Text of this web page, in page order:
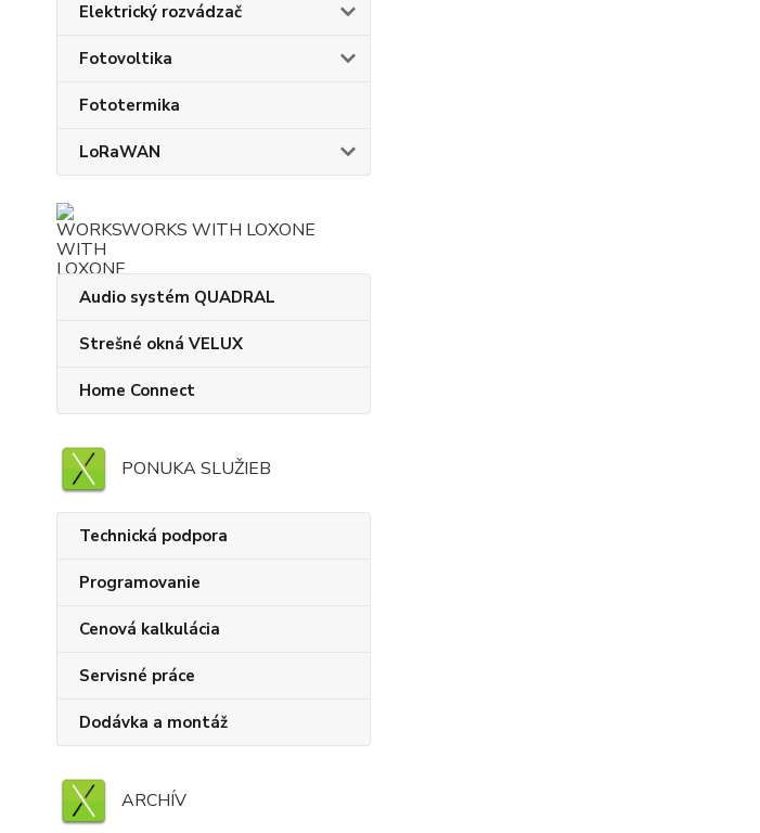
Elektrický rozvádzač
Fotovoltika
Fototermika
LoRaWAN
WORKS WITH LOXONE
Audio systém QUADRAL
Strešné okná VELUX
Home Connect
PONUKA SLUŽIEB
Technická podpora
Programovanie
Cenová kalkulácia
Servisné práce
Dodávka a montáž
ARCHÍV